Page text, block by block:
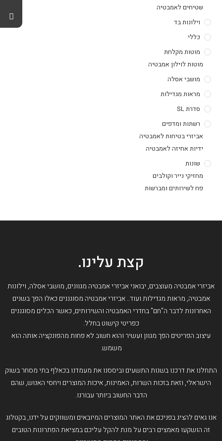
שטיחים לאמבטיה
וילונות בד
כללי
מוטות מקלחת
מוטות לוילון אמבטיה
מושבי אסלה
מראות מגדילות
סדרת SL
רשתות ומדפים
אביזרי בטיחות לאמבטיה
ידיות אחיזה לאמבטיה
שונות
מחזיקי נייר וקולבים
פח לשירותים ומברשות
קצת עלינו.
אביזרי אמבטיה מעוצבים, יבואני אביזרי אמבטיה מגוונים, מושבי אסלה, וילונות
אמבטיה, מראות מגדילות ועוד.. אביזרי אמבטיה מסוגננים כאלו הפך בשנים
האחרונות לדבר ה"חם" בחדרי האמבטיה והשירותים, כאשר הכלים מסוגננים
כפריטי קישוט בחלל.
עיצוב הפריטים הפך מגוון ועשיר והוא חשוב לא פחות מהפונקציה אותה הוא
משמש.
התחלנו את דרכנו בשנות התשעים וביססנו את מעמדנו בכאלף בתי מסחר בשוק
הישראלי, וזאת בזכות השרות, האמינות, איכות המוצרים ויחסי האנוש, שהם
הדבר החשוב ביותר עבורנו.
אנו גאים להציג בפניכם את האתר המוצרים המיובאים ומשווקים על ידנו, בקטלוג
זה הושקעו מאמצים רבים על מנת להקל עליכם במציאת הפתרונות הטובים